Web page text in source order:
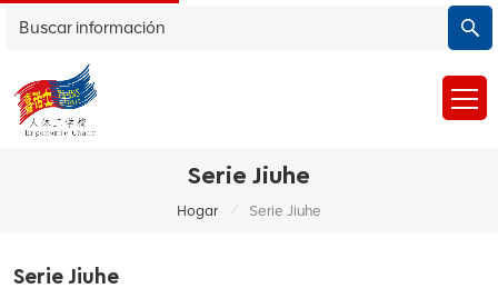
Serie Jiuhe
Hogar / Serie Jiuhe
Serie Jiuhe